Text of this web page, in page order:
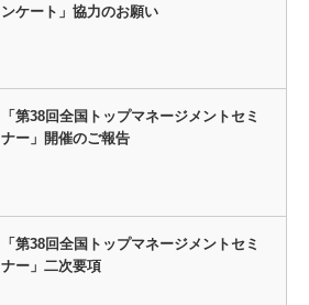
ンケート」協力のお願い
「第38回全国トップマネージメントセミ
ナー」開催のご報告
「第38回全国トップマネージメントセミ
ナー」二次要項